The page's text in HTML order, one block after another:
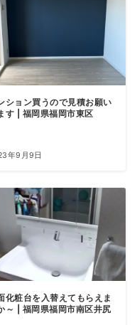
ション買うので見積お願い
す | 福岡県福岡市東区
年9月9日
化粧台を入替えてもらえま
～ | 福岡県福岡市南区井尻